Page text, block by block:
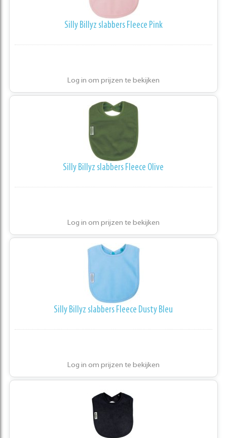
Silly Billyz slabbers Fleece Pink
Log in om prijzen te bekijken
Silly Billyz slabbers Fleece Olive
Log in om prijzen te bekijken
Silly Billyz slabbers Fleece Dusty Bleu
Log in om prijzen te bekijken